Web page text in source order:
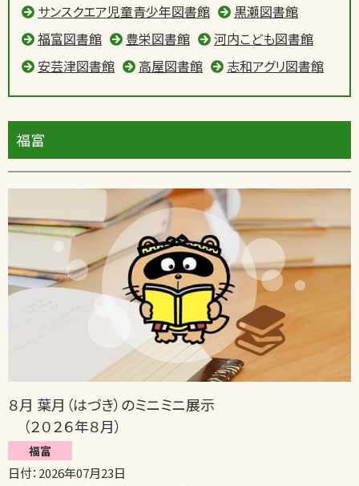
サンスクエア児童青少年図書館
黒瀬図書館
福富図書館
豊栄図書館
河内こども図書館
安芸津図書館
高屋図書館 志和アグリ図書館
福富
８月 葉月（はづき）のミニミニ展示
（２０２６年８月）
福富
日付：2026年07月23日